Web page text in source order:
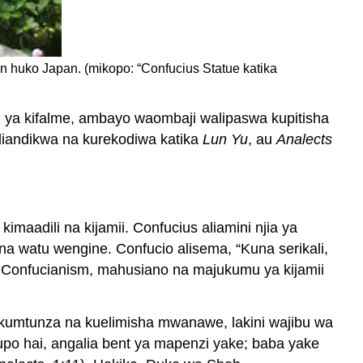
Japan. (mikopo: “Confucius Statue katika
kifalme, ambayo waombaji walipaswa kupitisha
na kurekodiwa katika Lun Yu, au Analects
na kijamii. Confucius aliamini njia ya
watu wengine. Confucio alisema, “Kuna serikali,
mahusiano na majukumu ya kijamii
na kuelimisha mwanawe, lakini wajibu wa
hai, angalia bent ya mapenzi yake; baba yake